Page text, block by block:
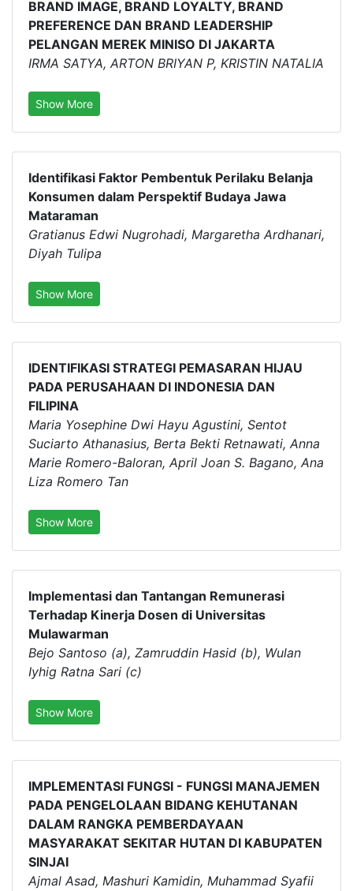
BRAND IMAGE, BRAND LOYALTY, BRAND
PREFERENCE DAN BRAND LEADERSHIP
PELANGAN MEREK MINISO DI JAKARTA
IRMA SATYA, ARTON BRIYAN P, KRISTIN NATALIA
Show More
Identifikasi Faktor Pembentuk Perilaku Belanja
Konsumen dalam Perspektif Budaya Jawa
Mataraman
Gratianus Edwi Nugrohadi, Margaretha Ardhanari,
Diyah Tulipa
Show More
IDENTIFIKASI STRATEGI PEMASARAN HIJAU
PADA PERUSAHAAN DI INDONESIA DAN
FILIPINA
Maria Yosephine Dwi Hayu Agustini, Sentot
Suciarto Athanasius, Berta Bekti Retnawati, Anna
Marie Romero-Baloran, April Joan S. Bagano, Ana
Liza Romero Tan
Show More
Implementasi dan Tantangan Remunerasi
Terhadap Kinerja Dosen di Universitas
Mulawarman
Bejo Santoso (a), Zamruddin Hasid (b), Wulan
Iyhig Ratna Sari (c)
Show More
IMPLEMENTASI FUNGSI - FUNGSI MANAJEMEN
PADA PENGELOLAAN BIDANG KEHUTANAN
DALAM RANGKA PEMBERDAYAAN
MASYARAKAT SEKITAR HUTAN DI KABUPATEN
SINJAI
Ajmal Asad, Mashuri Kamidin, Muhammad Syafii